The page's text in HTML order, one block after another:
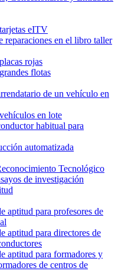
eITV
reparaciones en el libro taller
rojas
flotas
de un vehículo en
en lote
habitual para
automatizada
Tecnológico
de investigación
aptitud para profesores de
aptitud para directores de
aptitud para formadores y
de centros de